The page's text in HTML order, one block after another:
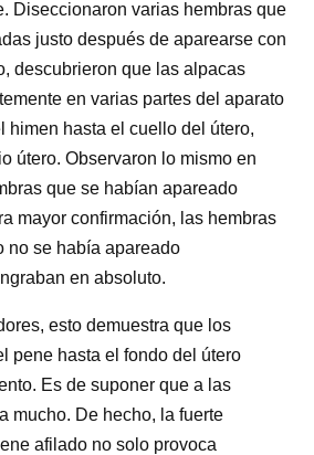
Diseccionaron varias hembras que
justo después de aparearse con
descubrieron que las alpacas
en varias partes del aparato
himen hasta el cuello del útero,
útero. Observaron lo mismo en
que se habían apareado
mayor confirmación, las hembras
no se había apareado
en absoluto.
esto demuestra que los
pene hasta el fondo del útero
Es de suponer que a las
mucho. De hecho, la fuerte
afilado no solo provoca